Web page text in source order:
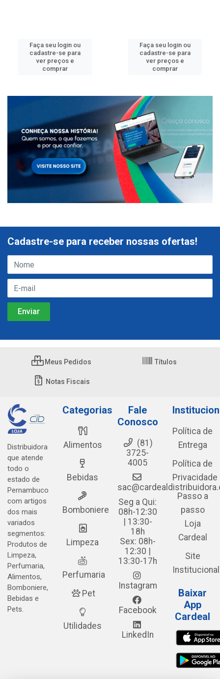
Faça seu login ou
cadastre-se para
ver preços e
comprar
Faça seu login ou
cadastre-se para
ver preços e
comprar
Cadastre-se para receber nossas ofertas!
Meus Pedidos Títulos
Notas Fiscais
Distribuidora
que atende
todo o
estado de
Pernambuco
com artigos
dos mais
variados
segmentos:
Produtos de
Limpeza,
Perfumaria,
Alimentos,
Bomboniere,
Bebidas e
Pets.
Categorias
Alimentos
Bebidas
Bomboniere
Limpeza
Perfumaria
Pet
Utilidades
Fale
Conosco
(81)
3725-
4005
Seg a Qui:
08h-12:30
| 13:30-
18h
Sex: 08h-
12:30 |
13:30-17h
Instagram
Facebook
LinkedIn
Política de
Entrega
Política de
Privacidade
Passo a
passo
Loja
Cardeal
Site
Institucional
Baixar
App
Cardeal